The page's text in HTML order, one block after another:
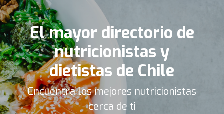
El mayor directorio de
nutricionistas y
dietistas de Chile
Encuentra los mejores nutricionistas
cerca de ti